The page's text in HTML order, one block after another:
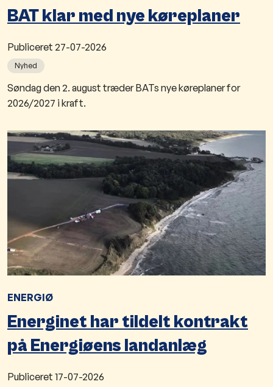
BAT klar med nye køreplaner
Publiceret 27-07-2026
Nyhed
Søndag den 2. august træder BATs nye køreplaner for
2026/2027 i kraft.
ENERGIØ
Energinet har tildelt kontrakt
på Energiøens landanlæg
Publiceret 17-07-2026